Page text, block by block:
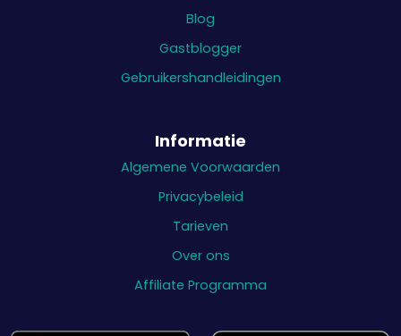
Blog
Gastblogger
Gebruikershandleidingen
Informatie
Algemene Voorwaarden
Privacybeleid
Tarieven
Over ons
Affiliate Programma